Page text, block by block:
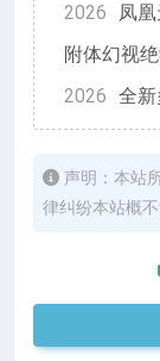
2026
凤
附体幻视
2026 全
声明：本站
律纠纷本站概